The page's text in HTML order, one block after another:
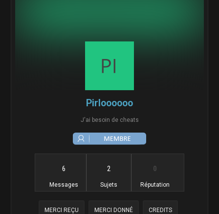
Pirloooooo
J'ai besoin de cheats
6
Messages
2
Sujets
0
Réputation
MERCI REÇU MERCI DONNÉ CREDITS